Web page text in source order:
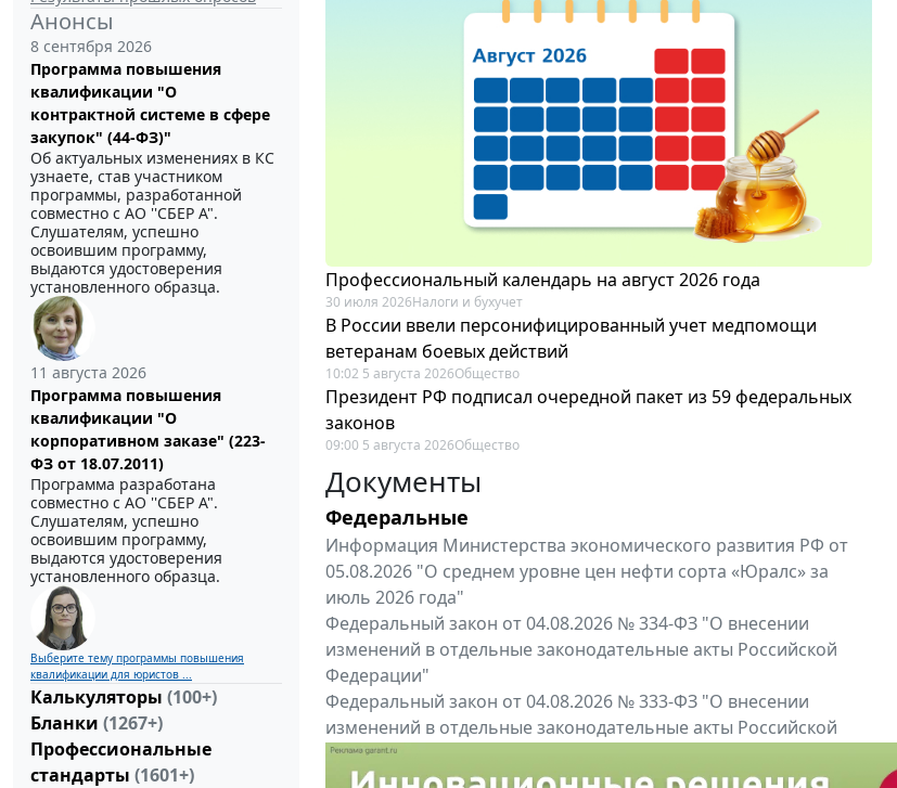
Анонсы
8 сентября 2026
Программа повышения
квалификации "О
контрактной системе в сфере
закупок" (44-ФЗ)"
Об актуальных изменениях в КС
узнаете, став участником
программы, разработанной
совместно с АО ''СБЕР А".
Слушателям, успешно
освоившим программу,
выдаются удостоверения
установленного образца.
11 августа 2026
Программа повышения
квалификации "О
корпоративном заказе" (223-
ФЗ от 18.07.2011)
Программа разработана
совместно с АО ''СБЕР А".
Слушателям, успешно
освоившим программу,
выдаются удостоверения
установленного образца.
Выберите тему программы повышения
квалификации для юристов ...
Калькуляторы (100+)
Бланки (1267+)
Профессиональные
стандарты (1601+)
Профессиональный календарь на август 2026 года
30 июля 2026Налоги и бухучет
В России ввели персонифицированный учет медпомощи
ветеранам боевых действий
10:02 5 августа 2026Общество
Президент РФ подписал очередной пакет из 59 федеральных
законов
09:00 5 августа 2026Общество
Документы
Федеральные
Информация Министерства экономического развития РФ от
05.08.2026 "О среднем уровне цен нефти сорта «Юралс» за
июль 2026 года"
Федеральный закон от 04.08.2026 № 334-ФЗ "О внесении
изменений в отдельные законодательные акты Российской
Федерации"
Федеральный закон от 04.08.2026 № 333-ФЗ "О внесении
изменений в отдельные законодательные акты Российской
Федерации"
Все федеральные документы